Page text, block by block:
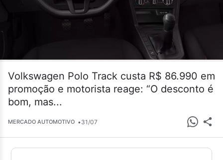
Volkswagen Polo Track custa R$ 86.990 em
promoção e motorista reage: “O desconto é
bom, mas...
MERCADO AUTOMOTIVO •31/07